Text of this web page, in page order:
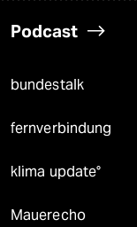
Podcast
bundestalk
fernverbindung
klima update°
Mauerecho